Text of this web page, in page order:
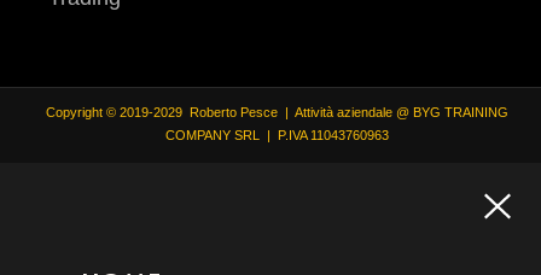
Copyright © 2019-2029 Roberto Pesce | Attività aziendale @ BYG TRAINING
COMPANY SRL | P.IVA 11043760963